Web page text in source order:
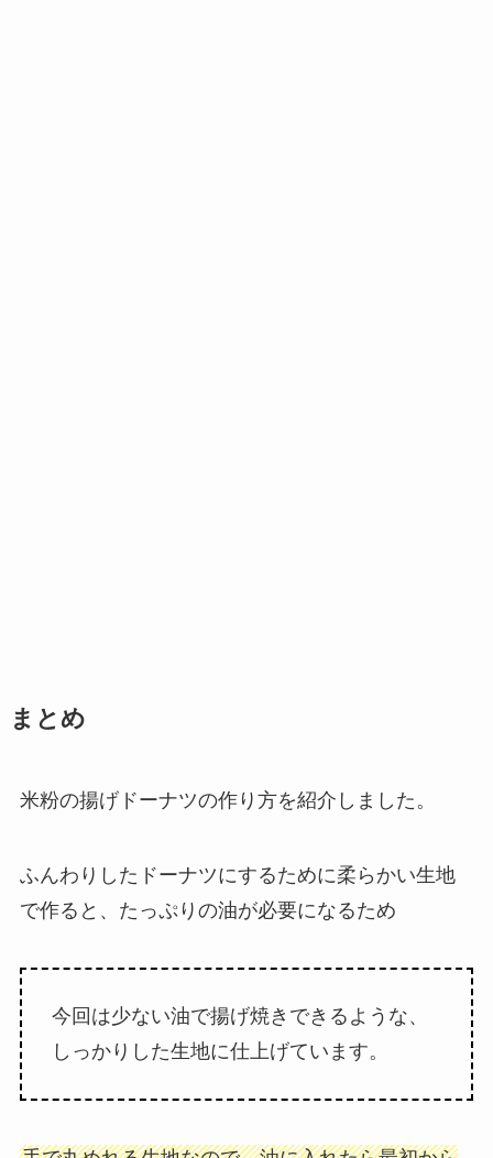
まとめ
米粉の揚げドーナツの作り方を紹介しました。
ふんわりしたドーナツにするために柔らかい生地
で作ると、たっぷりの油が必要になるため
今回は少ない油で揚げ焼きできるような、
しっかりした生地に仕上げています。